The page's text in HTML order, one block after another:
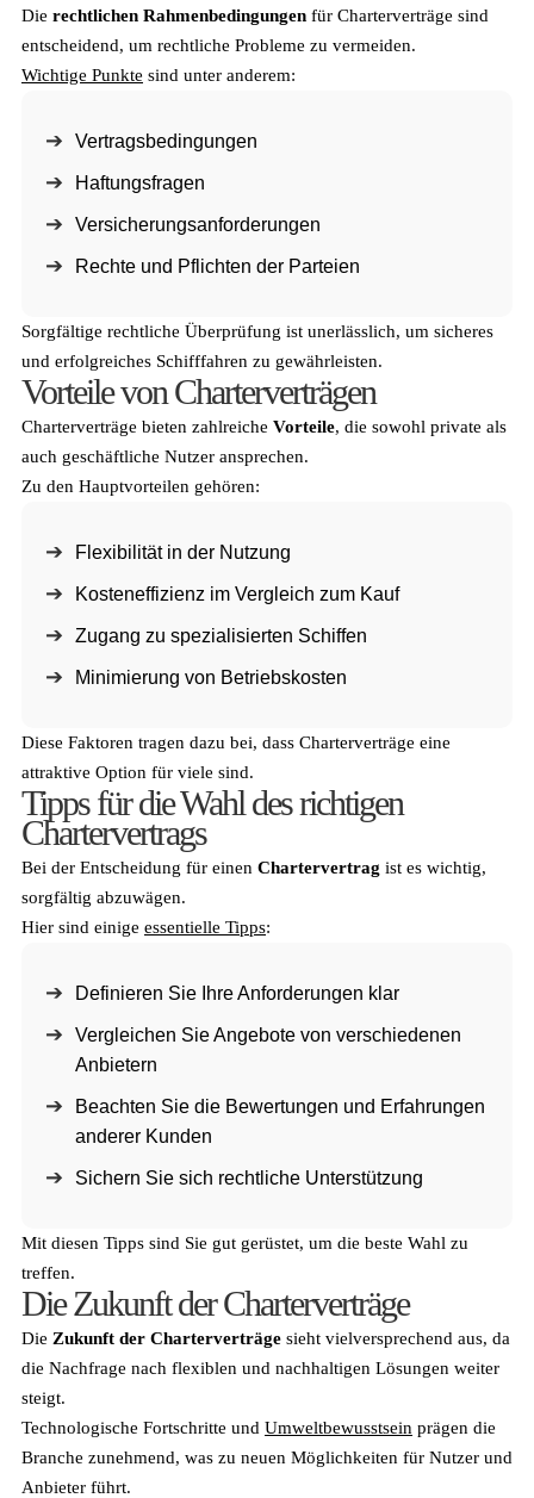
Die rechtlichen Rahmenbedingungen für Charterverträge sind
entscheidend, um rechtliche Probleme zu vermeiden.
Wichtige Punkte sind unter anderem:
Vertragsbedingungen
Haftungsfragen
Versicherungsanforderungen
Rechte und Pflichten der Parteien
Sorgfältige rechtliche Überprüfung ist unerlässlich, um sicheres
und erfolgreiches Schifffahren zu gewährleisten.
Vorteile von Charterverträgen
Charterverträge bieten zahlreiche Vorteile, die sowohl private als
auch geschäftliche Nutzer ansprechen.
Zu den Hauptvorteilen gehören:
Flexibilität in der Nutzung
Kosteneffizienz im Vergleich zum Kauf
Zugang zu spezialisierten Schiffen
Minimierung von Betriebskosten
Diese Faktoren tragen dazu bei, dass Charterverträge eine
attraktive Option für viele sind.
Tipps für die Wahl des richtigen
Chartervertrags
Bei der Entscheidung für einen Chartervertrag ist es wichtig,
sorgfältig abzuwägen.
Hier sind einige essentielle Tipps:
Definieren Sie Ihre Anforderungen klar
Vergleichen Sie Angebote von verschiedenen
Anbietern
Beachten Sie die Bewertungen und Erfahrungen
anderer Kunden
Sichern Sie sich rechtliche Unterstützung
Mit diesen Tipps sind Sie gut gerüstet, um die beste Wahl zu
treffen.
Die Zukunft der Charterverträge
Die Zukunft der Charterverträge sieht vielversprechend aus, da
die Nachfrage nach flexiblen und nachhaltigen Lösungen weiter
steigt.
Technologische Fortschritte und Umweltbewusstsein prägen die
Branche zunehmend, was zu neuen Möglichkeiten für Nutzer und
Anbieter führt.